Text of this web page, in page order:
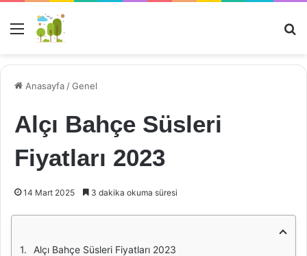
Menü
Anasayfa /Genel
Alçı Bahçe Süsleri
Fiyatları 2023
14 Mart 2025 3 dakika okuma süresi
Alçı Bahçe Süsleri Fiyatları 2023